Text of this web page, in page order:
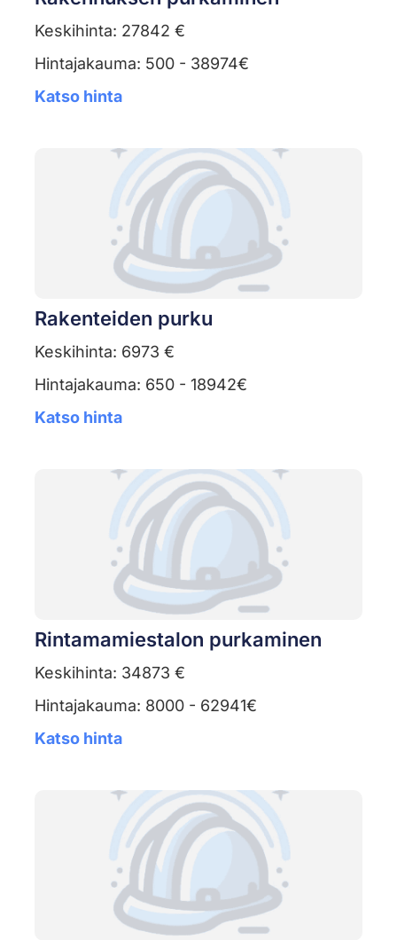
Keskihinta: 27842 €
Hintajakauma: 500 - 38974€
Katso hinta
Rakenteiden purku
Keskihinta: 6973 €
Hintajakauma: 650 - 18942€
Katso hinta
Rintamamiestalon purkaminen
Keskihinta: 34873 €
Hintajakauma: 8000 - 62941€
Katso hinta